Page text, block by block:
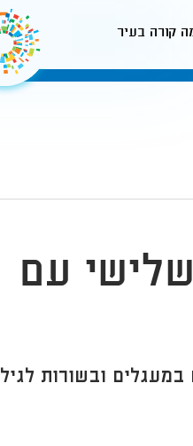
קורה בעיר
עם
במעגלים ובשורות לגיל